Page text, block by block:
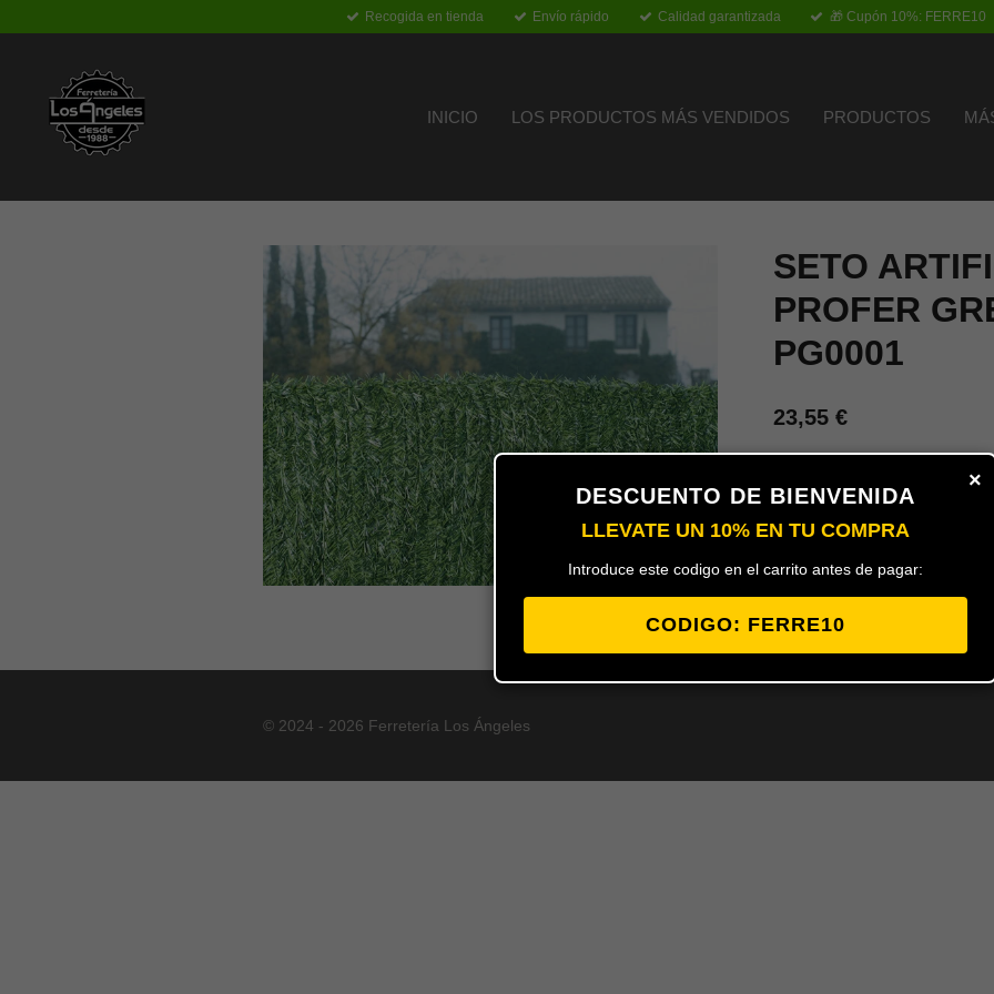
Recogida en tienda Envío rápido Calidad garantizada 🎁 Cupón 10%: FERRE10
INICIO LOS PRODUCTOS MÁS VENDIDOS PRODUCTOS
SETO
PROFER
PG0001
23,55 €
© 2024 - 2026 Ferretería Los Ángeles
×
DESCUENTO DE BIENVENIDA
LLEVATE UN 10% EN TU COMPRA
Introduce este codigo en el carrito antes de pagar:
CODIGO: FERRE10